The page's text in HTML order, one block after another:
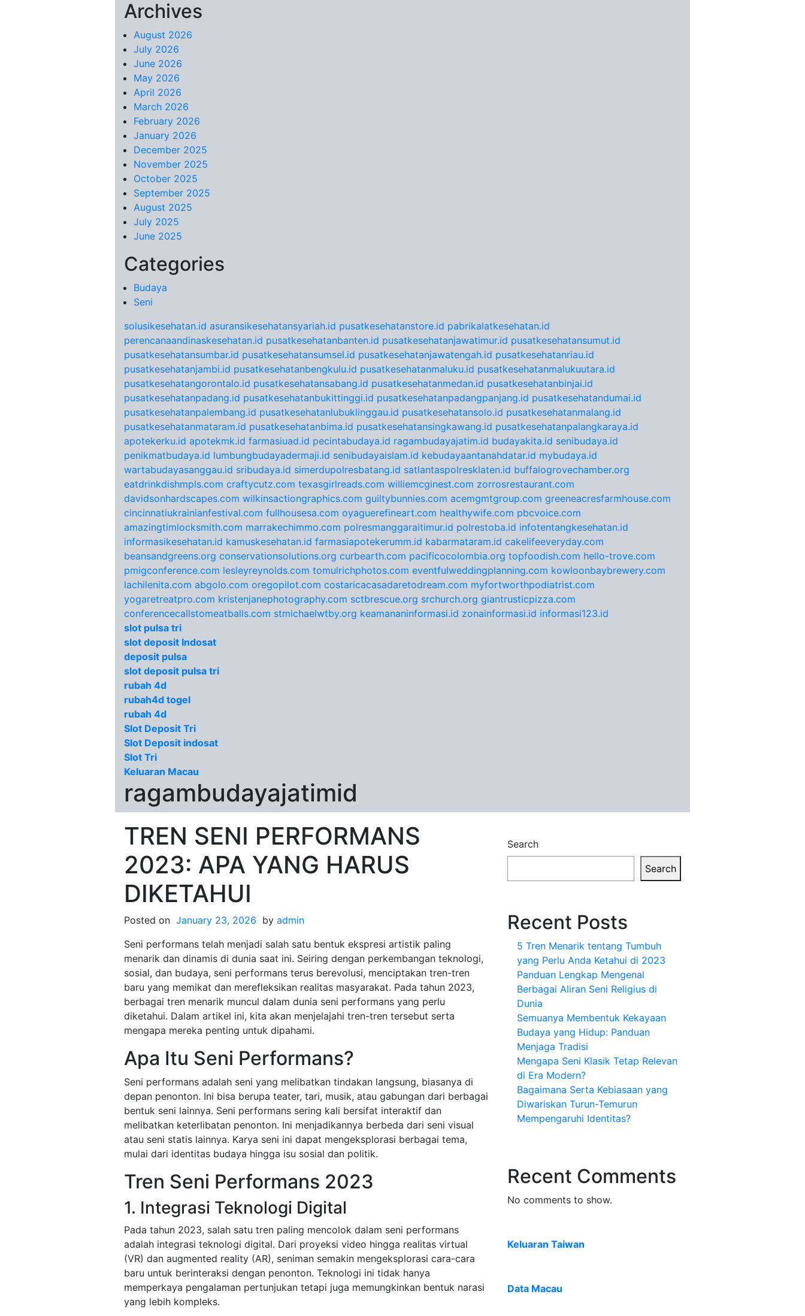
Skip to content
Archives
August 2026
July 2026
June 2026
May 2026
April 2026
March 2026
February 2026
January 2026
December 2025
November 2025
October 2025
September 2025
August 2025
July 2025
June 2025
Categories
Budaya
Seni
solusikesehatan.id asuransikesehatansyariah.id pusatkesehatanstore.id pabrikalatkesehatan.id
perencanaandinaskesehatan.id pusatkesehatanbanten.id pusatkesehatanjawatimur.id pusatkesehatansumut.id
pusatkesehatansumbar.id pusatkesehatansumsel.id pusatkesehatanjawatengah.id pusatkesehatanriau.id
pusatkesehatanjambi.id pusatkesehatanbengkulu.id pusatkesehatanmaluku.id pusatkesehatanmalukuutara.id
pusatkesehatangorontalo.id pusatkesehatansabang.id pusatkesehatanmedan.id pusatkesehatanbinjai.id
pusatkesehatanpadang.id pusatkesehatanbukittinggi.id pusatkesehatanpadangpanjang.id pusatkesehatandumai.id
pusatkesehatanpalembang.id pusatkesehatanlubuklinggau.id pusatkesehatansolo.id pusatkesehatanmalang.id
pusatkesehatanmataram.id pusatkesehatanbima.id pusatkesehatansingkawang.id pusatkesehatanpalangkaraya.id
apotekerku.id apotekmk.id farmasiuad.id pecintabudaya.id ragambudayajatim.id budayakita.id senibudaya.id
penikmatbudaya.id lumbungbudayadermaji.id senibudayaislam.id kebudayaantanahdatar.id mybudaya.id
wartabudayasanggau.id sribudaya.id simerdupolresbatang.id satlantaspolresklaten.id buffalogrovechamber.org
eatdrinkdishmpls.com craftycutz.com texasgirlreads.com williemcginest.com zorrosrestaurant.com
davidsonhardscapes.com wilkinsactiongraphics.com guiltybunnies.com acemgmtgroup.com greeneacresfarmhouse.com
cincinnatiukrainianfestival.com fullhousesa.com oyaguerefineart.com healthywife.com pbcvoice.com
amazingtimlocksmith.com marrakechimmo.com polresmanggaraitimur.id polrestoba.id infotentangkesehatan.id
informasikesehatan.id kamuskesehatan.id farmasiapotekerumm.id kabarmataram.id cakelifeeveryday.com
beansandgreens.org conservationsolutions.org curbearth.com pacificocolombia.org topfoodish.com hello-trove.com
pmigconference.com lesleyreynolds.com tomulrichphotos.com eventfulweddingplanning.com kowloonbaybrewery.com
lachilenita.com abgolo.com oregopilot.com costaricacasadaretodream.com myfortworthpodiatrist.com
yogaretreatpro.com kristenjanephotography.com sctbrescue.org srchurch.org giantrusticpizza.com
conferencecallstomeatballs.com stmichaelwtby.org keamananinformasi.id zonainformasi.id informasi123.id
slot pulsa tri
slot deposit Indosat
deposit pulsa
slot deposit pulsa tri
rubah 4d
rubah4d togel
rubah 4d
Slot Deposit Tri
Slot Deposit indosat
Slot Tri
Keluaran Macau
ragambudayajatimid
TREN SENI PERFORMANS
2023: APA YANG HARUS
DIKETAHUI
Posted on January 23, 2026 by admin
Seni performans telah menjadi salah satu bentuk ekspresi artistik paling
menarik dan dinamis di dunia saat ini. Seiring dengan perkembangan teknologi,
sosial, dan budaya, seni performans terus berevolusi, menciptakan tren-tren
baru yang memikat dan merefleksikan realitas masyarakat. Pada tahun 2023,
berbagai tren menarik muncul dalam dunia seni performans yang perlu
diketahui. Dalam artikel ini, kita akan menjelajahi tren-tren tersebut serta
mengapa mereka penting untuk dipahami.
Apa Itu Seni Performans?
Seni performans adalah seni yang melibatkan tindakan langsung, biasanya di
depan penonton. Ini bisa berupa teater, tari, musik, atau gabungan dari berbagai
bentuk seni lainnya. Seni performans sering kali bersifat interaktif dan
melibatkan keterlibatan penonton. Ini menjadikannya berbeda dari seni visual
atau seni statis lainnya. Karya seni ini dapat mengeksplorasi berbagai tema,
mulai dari identitas budaya hingga isu sosial dan politik.
Tren Seni Performans 2023
1. Integrasi Teknologi Digital
Pada tahun 2023, salah satu tren paling mencolok dalam seni performans
adalah integrasi teknologi digital. Dari proyeksi video hingga realitas virtual
(VR) dan augmented reality (AR), seniman semakin mengeksplorasi cara-cara
baru untuk berinteraksi dengan penonton. Teknologi ini tidak hanya
memperkaya pengalaman pertunjukan tetapi juga memungkinkan bentuk narasi
yang lebih kompleks.
Search
Search
Recent Posts
5 Tren Menarik tentang Tumbuh
yang Perlu Anda Ketahui di 2023
Panduan Lengkap Mengenal
Berbagai Aliran Seni Religius di
Dunia
Semuanya Membentuk Kekayaan
Budaya yang Hidup: Panduan
Menjaga Tradisi
Mengapa Seni Klasik Tetap Relevan
di Era Modern?
Bagaimana Serta Kebiasaan yang
Diwariskan Turun-Temurun
Mempengaruhi Identitas?
Recent Comments
No comments to show.
Keluaran Taiwan
Data Macau